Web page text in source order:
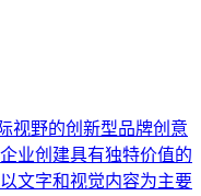
视野的创新型品牌创意
业创建具有独特价值的
文字和视觉内容为主要